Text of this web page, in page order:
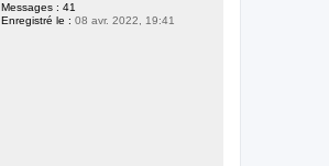
Messages : 41
Enregistré le : 08 avr. 2022, 19:41